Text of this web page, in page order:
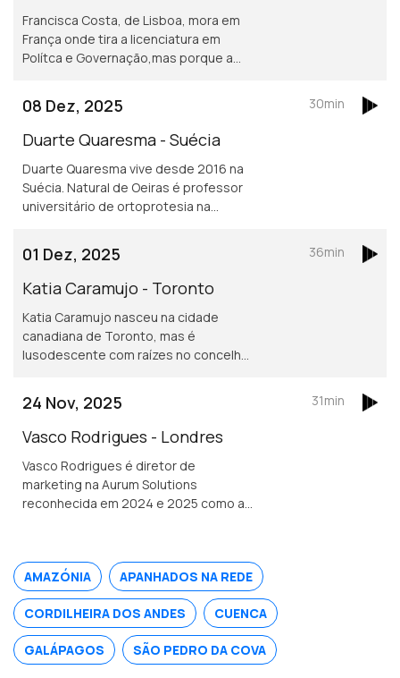
Francisca Costa, de Lisboa, mora em
França onde tira a licenciatura em
Polítca e Governação,mas porque a
Asilo e migração são áreas de
investigação
08 Dez, 2025
Duarte Quaresma - Suécia
Duarte Quaresma vive desde 2016 na
Suécia. Natural de Oeiras é professor
universitário de ortoprotesia na
dispositivos para mover cotovelos e
mãos em pessoas que tenham sofrido
um AVC.
30min
01 Dez, 2025
Katia Caramujo - Toronto
Katia Caramujo nasceu na cidade
canadiana de Toronto, mas é
lusodescente com raízes no concelho
conselheira das comunidades
portuguesas.
36min
24 Nov, 2025
Vasco Rodrigues - Londres
Vasco Rodrigues é diretor de
marketing na Aurum Solutions
reconhecida em 2024 e 2025 como a
Natural de Valpaços é formado em
engenharia e gestão industrial.
31min
AMAZÓNIA APANHADOS NA REDE
CORDILHEIRA DOS ANDES CUENCA
GALÁPAGOS SÃO PEDRO DA COVA